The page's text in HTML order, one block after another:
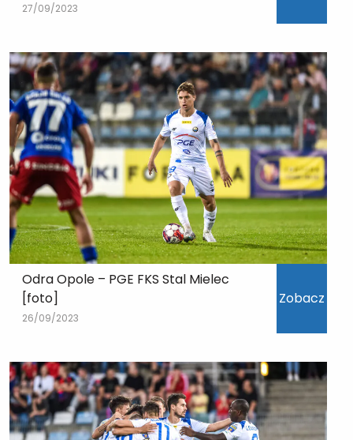
27/09/2023
Odra Opole – PGE FKS Stal Mielec
[foto]
26/09/2023
Zobacz